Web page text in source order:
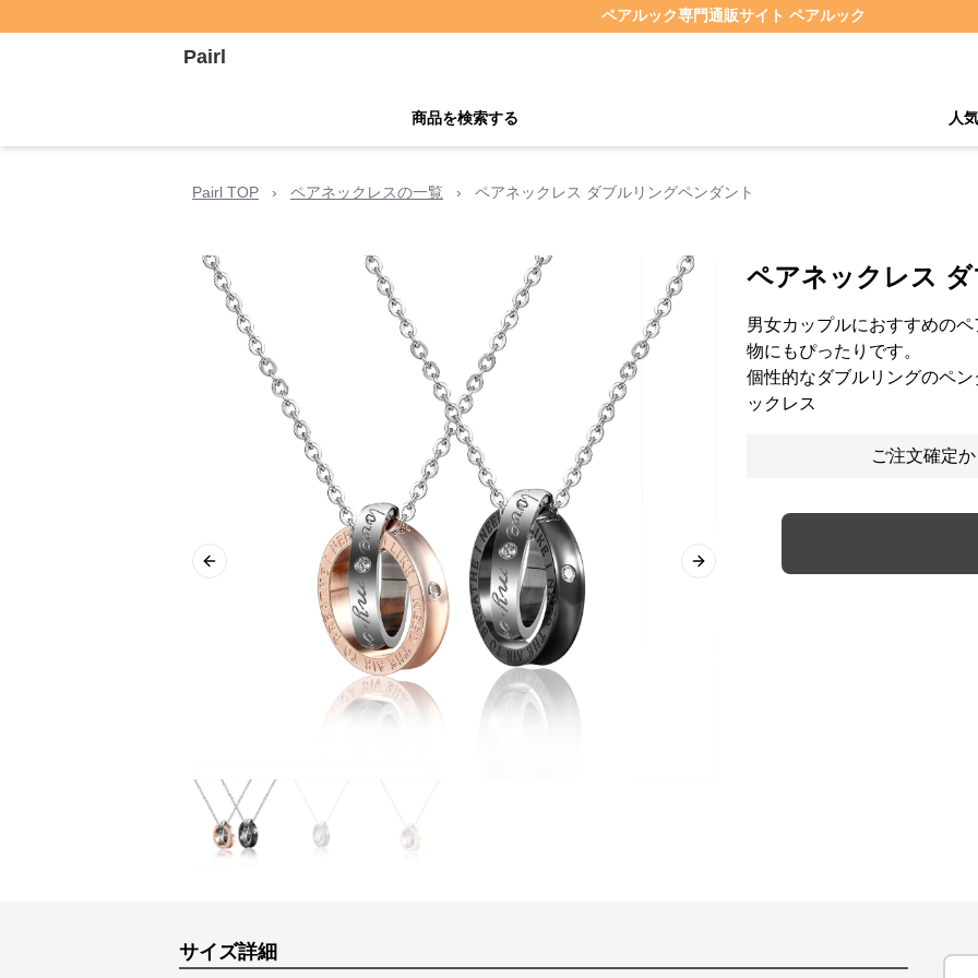
ペアルック専門通販サイト ペアルック
Pairl
商品を検索する 人
Pairl TOP › ペアネックレスの一覧 › ペアネックレス ダブルリングペンダント
Previous slide Next slide
ペアネックレス
男女カップルにおすすめの
物にもぴったりです。
個性的なダブルリングのペ
ックレス
ご注文確定
サイズ詳細